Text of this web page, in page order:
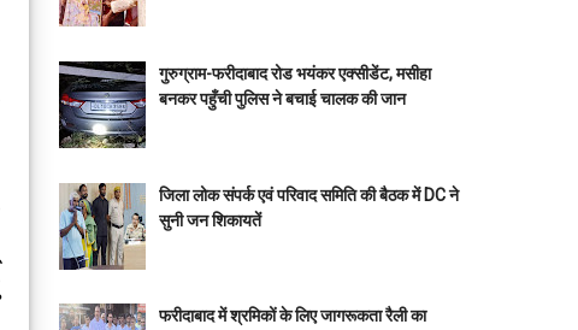
गुरुग्राम-फरीदाबाद रोड भयंकर एक्सीडेंट, मसीहा
बनकर पहुँची पुलिस ने बचाई चालक की जान
जिला लोक संपर्क एवं परिवाद समिति की बैठक में DC ने
सुनी जन शिकायतें
फरीदाबाद में श्रमिकों के लिए जागरूकता रैली का